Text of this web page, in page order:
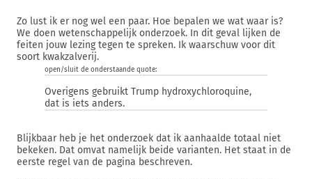
Zo lust ik er nog wel een paar. Hoe bepalen we wat waar is?
We doen wetenschappelijk onderzoek. In dit geval lijken de
feiten jouw lezing tegen te spreken. Ik waarschuw voor dit
soort kwakzalverij.
open/sluit de onderstaande quote:
Overigens gebruikt Trump hydroxychloroquine,
dat is iets anders.
Blijkbaar heb je het onderzoek dat ik aanhaalde totaal niet
bekeken. Dat omvat namelijk beide varianten. Het staat in de
eerste regel van de pagina beschreven.